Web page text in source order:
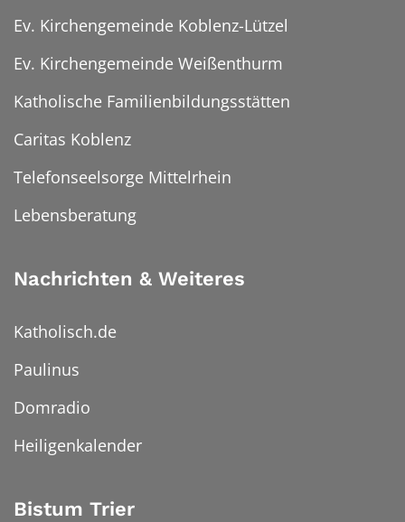
Ev. Kirchengemeinde Koblenz-Lützel
Ev. Kirchengemeinde Weißenthurm
Katholische Familienbildungsstätten
Caritas Koblenz
Telefonseelsorge Mittelrhein
Lebensberatung
Nachrichten & Weiteres
Katholisch.de
Paulinus
Domradio
Heiligenkalender
Bistum Trier